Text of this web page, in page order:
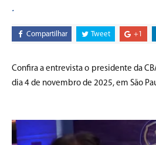
.
Compartilhar Tweet +1
Confira a entrevista o presidente da
dia 4 de novembro de 2025, em São